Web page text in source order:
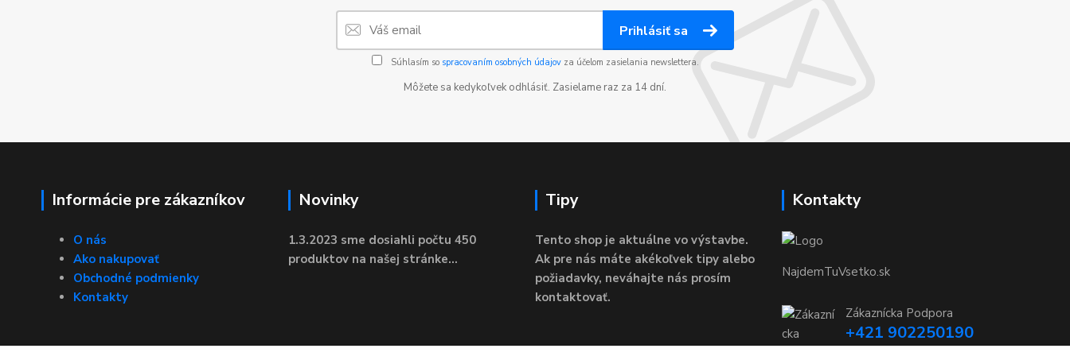
Prihlásiť sa
Súhlasím so spracovaním osobných údajovza účelom zasielania newslettera.
Môžete sa kedykoľvek odhlásiť. Zasielame raz za 14 dní.
Informácie pre zákazníkov
O nás
Ako nakupovať
Obchodné podmienky
Kontakty
Novinky
1.3.2023 sme dosiahli počtu 450
produktov na našej stránke...
Tipy
Tento shop je aktuálne vo výstavbe.
Ak pre nás máte akékoľvek tipy alebo
požiadavky, neváhajte nás prosím
kontaktovať.
Kontakty
NajdemTuVsetko.sk
Zákaznícka Podpora
+421 902250190